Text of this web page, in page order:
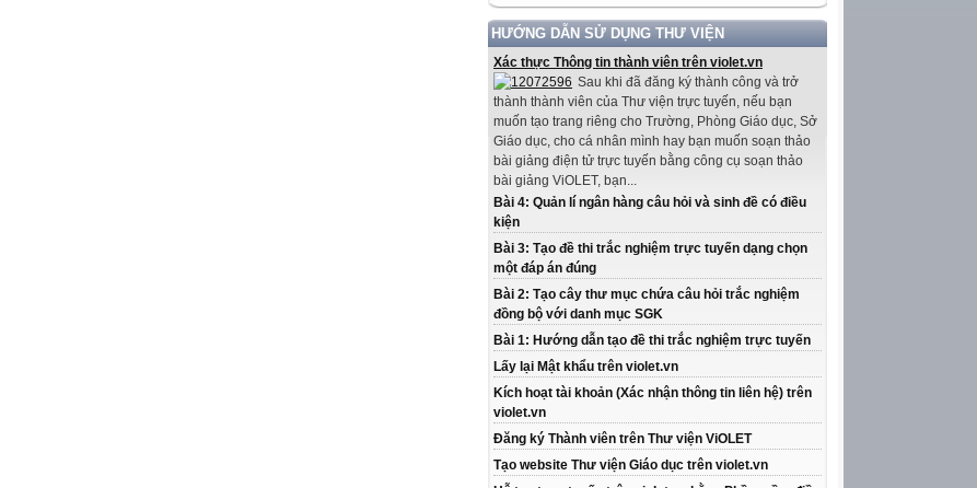
HƯỚNG DẪN SỬ DỤNG THƯ VIỆN
Xác thực Thông tin thành viên trên violet.vn
Sau khi đã đăng ký thành công và trở
thành thành viên của Thư viện trực tuyến, nếu bạn
muốn tạo trang riêng cho Trường, Phòng Giáo dục, Sở
Giáo dục, cho cá nhân mình hay bạn muốn soạn thảo
bài giảng điện tử trực tuyến bằng công cụ soạn thảo
bài giảng ViOLET, bạn...
Bài 4: Quản lí ngân hàng câu hỏi và sinh đề có điều
kiện
Bài 3: Tạo đề thi trắc nghiệm trực tuyến dạng chọn
một đáp án đúng
Bài 2: Tạo cây thư mục chứa câu hỏi trắc nghiệm
đồng bộ với danh mục SGK
Bài 1: Hướng dẫn tạo đề thi trắc nghiệm trực tuyến
Lấy lại Mật khẩu trên violet.vn
Kích hoạt tài khoản (Xác nhận thông tin liên hệ) trên
violet.vn
Đăng ký Thành viên trên Thư viện ViOLET
Tạo website Thư viện Giáo dục trên violet.vn